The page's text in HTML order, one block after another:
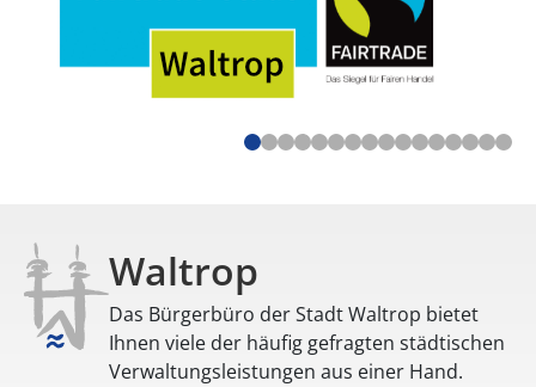
Waltrop
Das Bürgerbüro der Stadt Waltrop bietet
Ihnen viele der häufig gefragten städtischen
Verwaltungsleistungen aus einer Hand.